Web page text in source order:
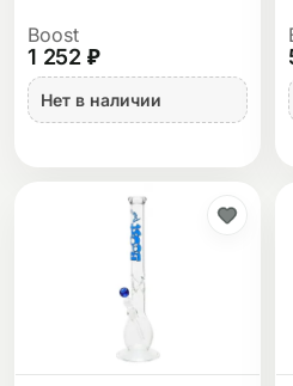
Boost
1 252 ₽
Нет в наличии